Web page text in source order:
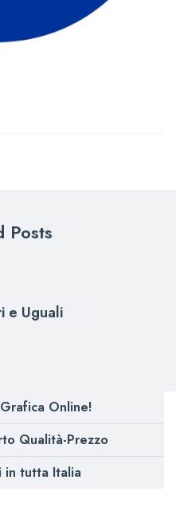
Posts
e Uguali
Online!
Qualità-Prezzo
in tutta Italia